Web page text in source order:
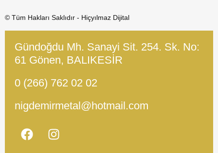
© Tüm Hakları Saklıdır - Hiçyılmaz Dijital
Gündoğdu Mh. Sanayi Sit. 254. Sk. No:
61 Gönen, BALIKESİR
0 (266) 762 02 02
nigdemirmetal@hotmail.com